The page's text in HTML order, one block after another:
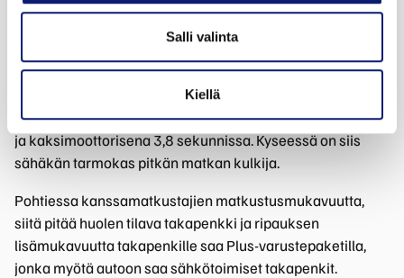
Salli valinta
Kiellä
vahvuuksia tarjoten reilusti suorituskykyä,
matkustusmukavuutta ja reilua toimintamatkaa.
Moottorivalinnasta riippuen Polestar 4:n WLTP-mitattu
toimintamatka on 590 kilometriä tai 620 kilometriä.
Yksimoottorisena auto kiihtyy 0-100 km/h 7,1 sekunnissa
ja kaksimoottorisena 3,8 sekunnissa. Kyseessä on siis
sähäkän tarmokas pitkän matkan kulkija.
Pohtiessa kanssamatkustajien matkustusmukavuutta,
siitä pitää huolen tilava takapenkki ja ripauksen
lisämukavuutta takapenkille saa Plus-varustepaketilla,
jonka myötä autoon saa sähkötoimiset takapenkit.